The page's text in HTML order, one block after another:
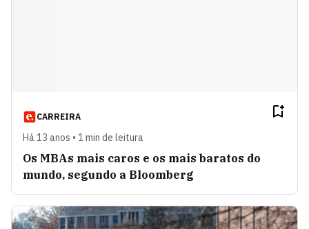
CARREIRA
Há 13 anos • 1 min de leitura
Os MBAs mais caros e os mais baratos do
mundo, segundo a Bloomberg